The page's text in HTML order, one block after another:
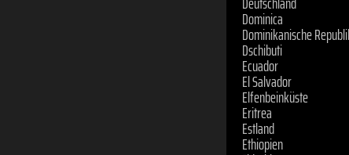
Eritrea
Estland
Ethiopien
Fidschi
Finland
Frankreich
Gabun
Gambia
Georgien
Ghana